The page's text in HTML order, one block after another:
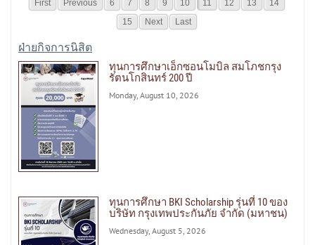
First Previous 6 7 8 9 10 11 12 13
14
15
Next Last
ฝ่ายกิจการนิสิต
ทุนการศึกษาเอ็กซอนโมบิล สมโภชกรุง
รัตนโกสินทร์ 200 ปี
Monday, August 10, 2026
ทุนการศึกษา BKI Scholarship รุ่นที่ 10 ของ
บริษัท กรุงเทพประกันภัย จำกัด (มหาชน)
Wednesday, August 5, 2026